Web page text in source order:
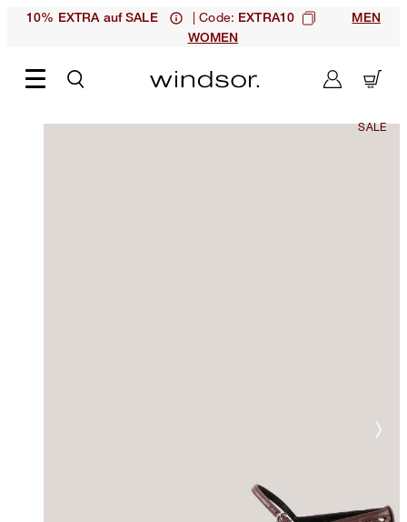
10% EXTRA auf SALE | Code: EXTRA10
MEN
WOMEN